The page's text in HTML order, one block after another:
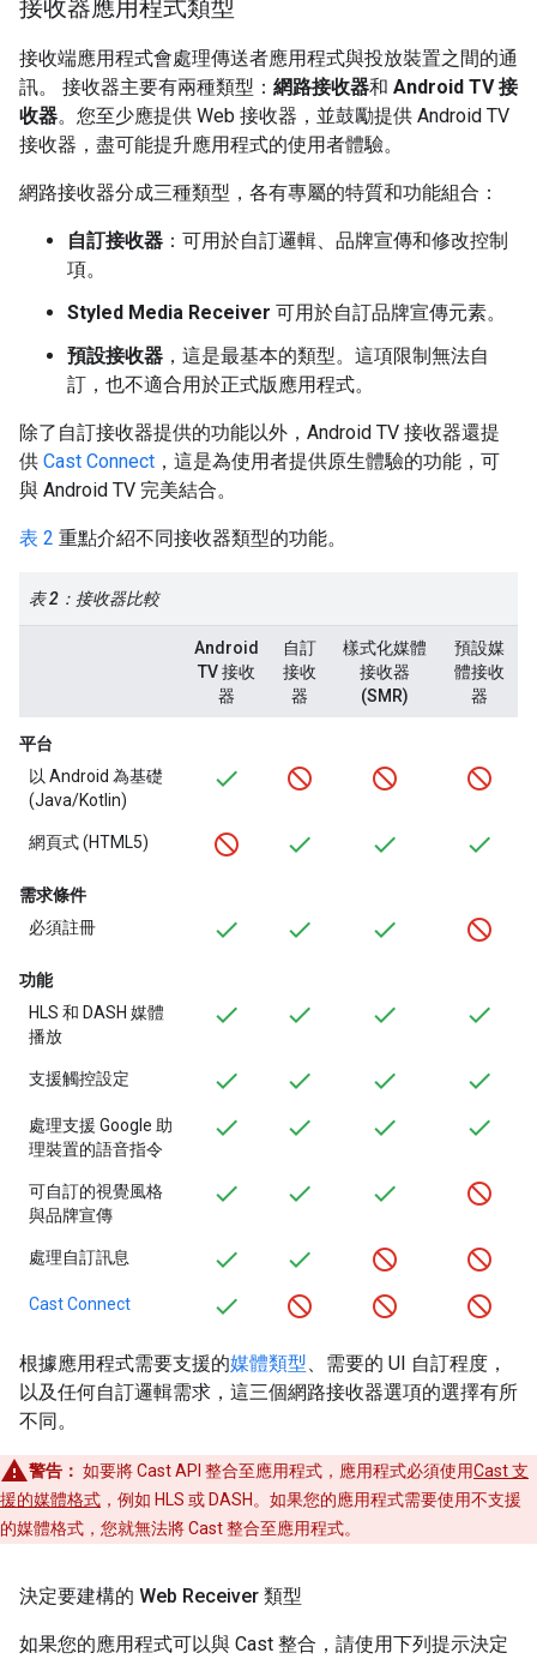
接收器應用程式類型
接收端應用程式會處理傳送者應用程式與投放裝置之間的通
訊。 接收器主要有兩種類型： 網路接收器和 Android TV 接
收器。您至少應提供 Web 接收器，並鼓勵提供 Android TV
接收器，盡可能提升應用程式的使用者體驗。
網路接收器分成三種類型，各有專屬的特質和功能組合：
自訂接收器 ：可用於自訂邏輯、品牌宣傳和修改控制
項。
Styled Media Receiver 可用於自訂品牌宣傳元素。
預設接收器 ，這是最基本的類型。這項限制無法自
訂，也不適合用於正式版應用程式。
除了自訂接收器提供的功能以外，Android TV 接收器還提
供 Cast Connect ，這是為使用者提供原生體驗的功能，可
與 Android TV 完美結合。
表 2 重點介紹不同接收器類型的功能。
表 2：接收器比較
Android
TV 接收
器
自訂
接收
器
樣式化媒體
接收器
(SMR)
預設媒
體接收
器
平台
以 Android 為基礎
(Java/Kotlin)
網頁式 (HTML5)
需求條件
必須註冊
功能
HLS 和 DASH 媒體
播放
支援觸控設定
處理支援 Google 助
理裝置的語音指令
可自訂的視覺風格
與品牌宣傳
處理自訂訊息
Cast Connect
根據應用程式需要支援的媒體類型、需要的 UI 自訂程度，
以及任何自訂邏輯需求，這三個網路接收器選項的選擇有所
不同。
警告： 如要將 Cast API 整合至應用程式，應用程式必須使用Cast 支
援的媒體格式 ，例如 HLS 或 DASH。如果您的應用程式需要使用不支援
的媒體格式，您就無法將 Cast 整合至應用程式。
決定要建構的 Web Receiver 類型
如果您的應用程式可以與 Cast 整合，請使用下列提示決定